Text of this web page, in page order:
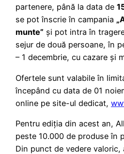
partenere, până la data de
se pot înscrie în campania
munte” și pot intra în
sejur de două persoane, în
– 1 decembrie, cu cazare și
Ofertele sunt valabile în
începând cu data de 01
online pe site-ul dedicat,
Pentru ediția din acest an,
peste 10.000 de produse în
Din punct de vedere valoric,